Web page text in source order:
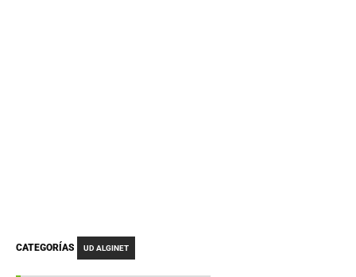
CATEGORÍAS UD ALGINET